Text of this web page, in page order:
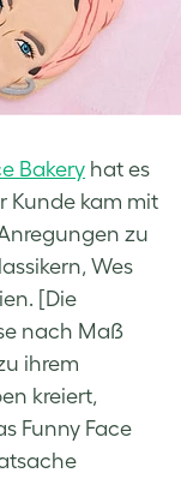
Bakery hat es
Kunde kam mit
zu
Wes
[Die
nach Maß
ihrem
kreiert,
Funny Face